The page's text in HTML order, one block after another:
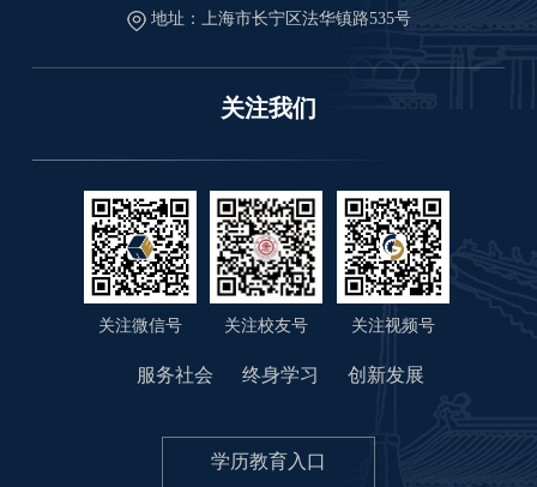
地址：上海市长宁区法华镇路535号
关注我们
关注微信号 关注校友号 关注视频号
服务社会 终身学习 创新发展
学历教育入口